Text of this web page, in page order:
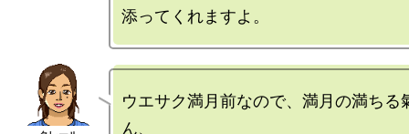
ウエサク満月前なので、満月の満ちる
ん、